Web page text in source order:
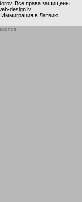
. Все права защищены.
design.lv
Иммиграция в Латвию
seconds